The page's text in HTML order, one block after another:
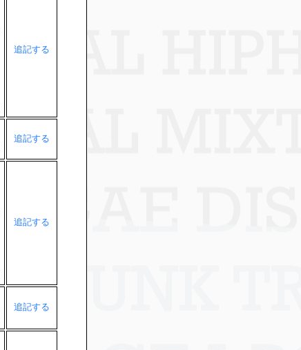
追記する
追記する
追記する
追記する